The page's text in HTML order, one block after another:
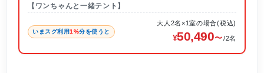
【ワンちゃんと一緒テント】
いまスグ利用1%分を使うと
大人2名×1室の場合(税込)
50,490 /2名